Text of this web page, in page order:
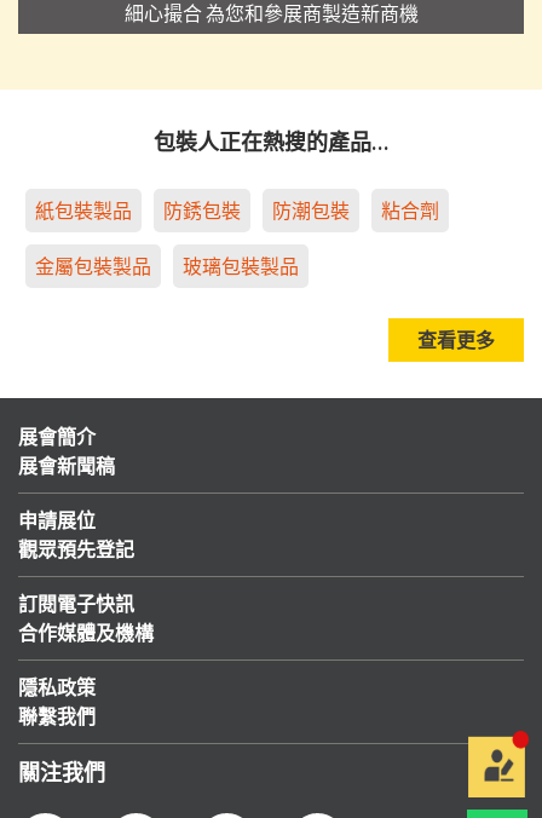
細心撮合 為您和參展商製造新商機
包裝人正在熱搜的產品…
紙包裝製品 防銹包裝 防潮包裝 粘合劑
金屬包裝製品 玻璃包裝製品
查看更多
展會簡介
展會新聞稿
申請展位
觀眾預先登記
訂閱電子快訊
合作媒體及機構
隱私政策
聯繫我們
關注我們